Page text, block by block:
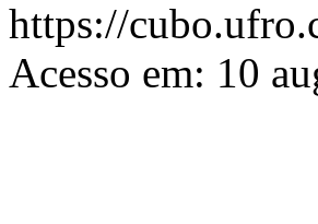
https://
Acesso em: 10